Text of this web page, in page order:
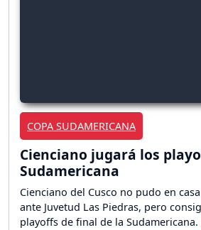
COPA SUDAMERICANA
Cienciano jugará los
Sudamericana
Cienciano del Cusco no pudo en
ante Juvetud Las Piedras, pero
playoffs de final de la Sudamericana.